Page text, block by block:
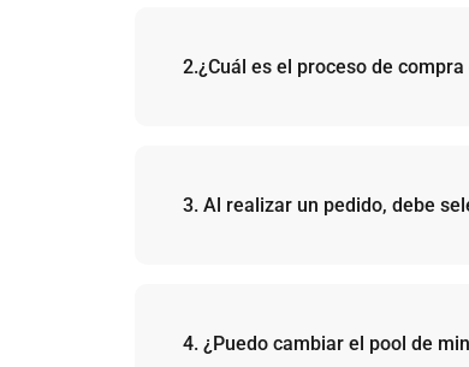
2.¿Cuál es el proceso de
3. Al realizar un pedido, debe
4. ¿Puedo cambiar el pool de